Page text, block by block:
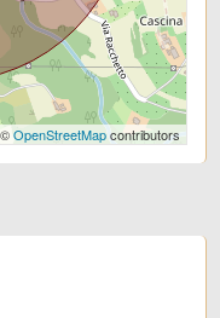
OpenStreetMapcontributors